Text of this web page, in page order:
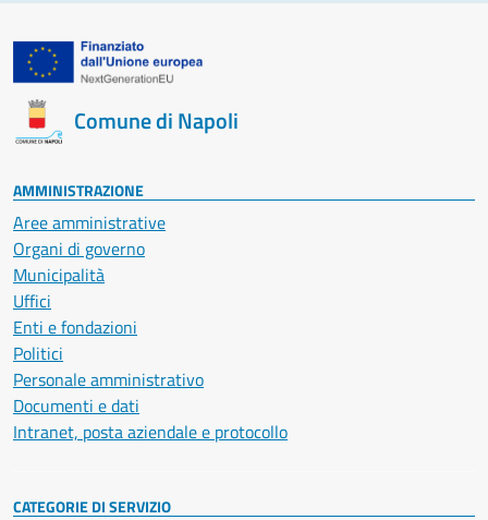
Comune di Napoli
AMMINISTRAZIONE
Aree amministrative
Organi di governo
Municipalità
Uffici
Enti e fondazioni
Politici
Personale amministrativo
Documenti e dati
Intranet, posta aziendale e protocollo
CATEGORIE DI SERVIZIO